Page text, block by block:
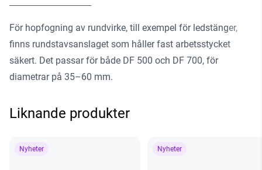
För hopfogning av rundvirke, till exempel för ledstänger,
finns rundstavsanslaget som håller fast arbetsstycket
säkert. Det passar för både DF 500 och DF 700, för
diametrar på 35–60 mm.
Liknande produkter
Nyheter Nyheter